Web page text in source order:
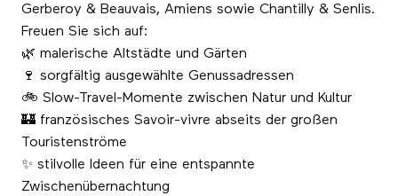
Gerberoy & Beauvais, Amiens sowie Chantilly & Senlis.
Freuen Sie sich auf:
🌿 malerische Altstädte und Gärten
🍷 sorgfältig ausgewählte Genussadressen
🚲 Slow-Travel-Momente zwischen Natur und Kultur
🏰 französisches Savoir-vivre abseits der großen
Touristenströme
✨ stilvolle Ideen für eine entspannte
Zwischenübernachtung